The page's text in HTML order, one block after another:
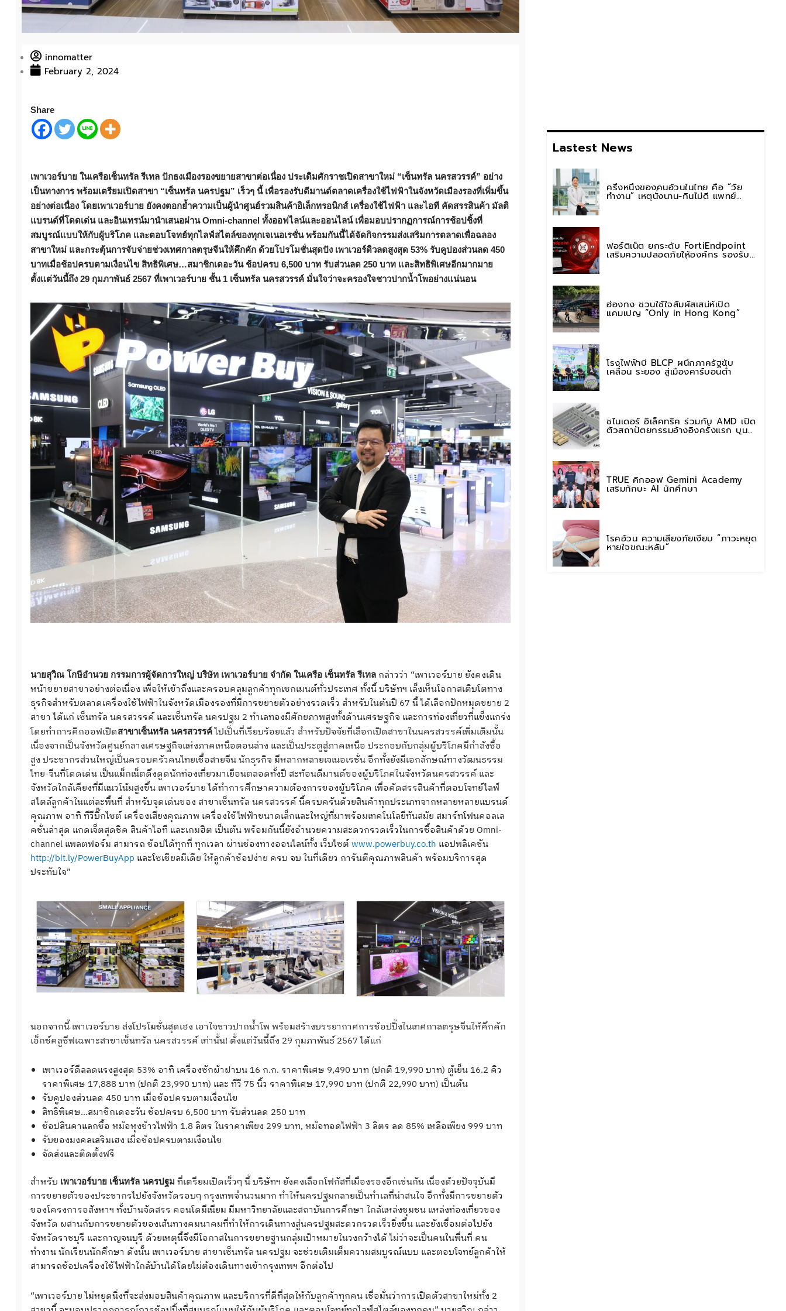
innomatter
February 2, 2024
Share
เพาเวอร์บาย ในเครือเซ็นทรัล รีเทล ปักธงเมืองรองขยายสาขาต่อเนื่อง ประเดิมศักราชเปิดสาขาใหม่ “เซ็นทรัล นครสวรรค์” อย่าง
เป็นทางการ พร้อมเตรียมเปิดสาขา “เซ็นทรัล นครปฐม” เร็วๆ นี้ เพื่อรองรับดีมานด์ตลาดเครื่องใช้ไฟฟ้าในจังหวัดเมืองรองที่เพิ่มขึ้น
อย่างต่อเนื่อง โดยเพาเวอร์บาย ยังคงตอกย้ำความเป็นผู้นำศูนย์รวมสินค้าอิเล็กทรอนิกส์ เครื่องใช้ไฟฟ้า และไอที คัดสรรสินค้า มัลติ
แบรนด์ที่โดดเด่น และอินเทรน์มานำเสนอผ่านOmni-channel ทั้งออฟไลน์และออนไลน์เพื่อมอบปรากฏการณ์การช้อปชิ้งที่
สมบูรณ์แบบให้กับผู้บริโภคและตอบโจทย์ทุกไลฟ์สไตล์ของทุกเจเนอเรชั่น พร้อมกันนี้ได้จัดกิจกรรมส่งเสริมการตลาดเพื่อฉลอง
สาขาใหม่ และกระตุ้นการจับจ่ายช่วงเทศกาลตรุษจีนให้คึกคัก ด้วยโปรโมชั่นสุดปัง เพาเวอร์ดิวลดสูงสุด 53% รับคูปองส่วนลด 450
บาทเมื่อช้อปครบตามเงื่อนไข สิทธิพิเศษ…สมาชิกเดอะวัน ช้อปครบ 6,500 บาท รับส่วนลด 250 บาท และสิทธิพิเศษอีกมากมาย
ตั้งแต่วันนี้ถึง 29 กุมภาพันธ์ 2567 ที่เพาเวอร์บาย ชั้น 1 เซ็นทรัล นครสวรรค์ มั่นใจว่าจะครองใจชาวปากน้ำโพอย่างแน่นอน
นายสุวิณ โกษีอํานวย กรรมการผู้จัดการใหญ่ บริษัท เพาเวอร์บาย จำกัด ในเครือ เซ็นทรัล รีเทล กล่าวว่า “เพาเวอร์บาย ยังคงเดิน
หน้าขยายสาขาอย่างต่อเนื่อง เพื่อให้เข้าถึงและครอบคลุมลูกค้าทุกเซกเมนต์ทั่วประเทศ ทั้งนี้ บริษัทฯ เล็งเห็นโอกาสเติบโตทาง
ธุรกิจสำหรับตลาดเครื่องใช้ไฟฟ้าในจังหวัดเมืองรองที่มีการขยายตัวอย่างรวดเร็ว สำหรับในต้นปี 67 นี้ ได้เลือกปักหมุดขยาย 2
สาขา ได้แก่ เซ็นทรัล นครสวรรค์ และเซ็นทรัล นครปฐม 2 ทำเลทองมีศักยภาพสูงทั้งด้านเศรษฐกิจ และการท่องเที่ยวที่แข็งแกร่ง
โดยทำการคิกออฟเปิดสาขาเซ็นทรัล นครสวรรค์ไปเป็นที่เรียบร้อยแล้ว สำหรับปัจจัยที่เลือกเปิดสาขาในนครสวรรค์เพิ่มเติมนั้น
เนื่องจากเป็นจังหวัดศูนย์กลางเศรษฐกิจแห่งภาคเหนือตอนล่าง และเป็นประตูสู่ภาคเหนือ ประกอบกับกลุ่มผู้บริโภคมีกำลังซื้อ
สูง ประชากรส่วนใหญ่เป็นครอบครัวคนไทยเชื้อสายจีน นักธุรกิจ มีหลากหลายเจเนอเรชั่น อีกทั้งยังมีเอกลักษณ์ทางวัฒนธรรม
ไทย-จีนที่โดดเด่น เป็นแม็กเน็ตดึงดูดนักท่องเที่ยวมาเยือนตลอดทั้งปี สะท้อนดีมานด์ของผู้บริโภคในจังหวัดนครสวรรค์ และ
จังหวัดใกล้เคียงที่มีแนวโน้มสูงขึ้น เพาเวอร์บาย ได้ทำการศึกษาความต้องการของผู้บริโภค เพื่อคัดสรรสินค้าที่ตอบโจทย์ไลฟ์
สไตล์ลูกค้าในแต่ละพื้นที่ สำหรับจุดเด่นของ สาขาเซ็นทรัล นครสวรรค์ นี้ครบครันด้วยสินค้าทุกประเภทจากหลายหลายแบรนด์
คุณภาพ อาทิ ทีวีบิ๊กไซต์ เครื่องเสียงคุณภาพ เครื่องใช้ไฟฟ้าขนาดเล็กและใหญ่ที่มาพร้อมเทคโนโลยีทันสมัย สมาร์ทโฟนคอลเล
คชั่นล่าสุด แกดเจ็ตสุดชิค สินค้าไอที และเกมฮิต เป็นต้น พร้อมกันนี้ยังอำนวยความสะดวกรวดเร็วในการซื้อสินค้าด้วย Omni-
channel แพลตฟอร์ม สามารถ ช้อปได้ทุกที่ ทุกเวลา ผ่านช่องทางออนไลน์ทั้ง เว็บไซต์www.powerbuy.co.th แอปพลิเคชัน
http://bit.ly/PowerBuyApp และโซเชียลมีเดีย ให้ลูกค้าช้อปง่าย ครบ จบ ในที่เดียว การันตีคุณภาพสินค้า พร้อมบริการสุด
ประทับใจ”
นอกจากนี้ เพาเวอร์บาย ส่งโปรโมชั่นสุดเฮง เอาใจชาวปากน้ำโพ พร้อมสร้างบรรยากาศการช้อปปิ้งในเทศกาลตรุษจีนให้คึกคัก
เอ็กซ์คลูซีฟเฉพาะสาขาเซ็นทรัล นครสวรรค์ เท่านั้น! ตั้งแต่วันนี้ถึง 29 กุมภาพันธ์ 2567 ได้แก่
เพาเวอร์ดีลลดแรงสูงสุด 53% อาทิ เครื่องซักผ้าฝาบน 16 ก.ก. ราคาพิเศษ 9,490 บาท (ปกติ 19,990 บาท) ตู้เย็น 16.2 คิว
ราคาพิเศษ 17,888 บาท (ปกติ 23,990 บาท) และ ทีวี 75 นิ้ว ราคาพิเศษ 17,990 บาท (ปกติ 22,990 บาท) เป็นต้น
รับคูปองส่วนลด 450 บาท เมื่อช้อปครบตามเงื่อนไข
สิทธิพิเศษ…สมาชิกเดอะวัน ช้อปครบ 6,500 บาท รับส่วนลด 250 บาท
ช้อปสินคาแลกซื้อ หม้อหุงข้าวไฟฟ้า 1.8 ลิตร ในราคาเพียง 299 บาท, หม้อทอดไฟฟ้า 3 ลิตร ลด 85% เหลือเพียง 999 บาท
รับของมงคลเสริมเฮง เมื่อช้อปครบตามเงื่อนไข
จัดส่งและติดตั้งฟรี
สำหรับ เพาเวอร์บาย เซ็นทรัล นครปฐม ที่เตรียมเปิดเร็วๆ นี้ บริษัทฯ ยังคงเลือกโฟกัสที่เมืองรองอีกเช่นกัน เนื่องด้วยปัจจุบันมี
การขยายตัวของประชากรไปยังจังหวัดรอบๆ กรุงเทพจำนวนมาก ทำให้นครปฐมกลายเป็นทำเลที่น่าสนใจ อีกทั้งมีการขยายตัว
ของโครงการอสังหาฯ ทั้งบ้านจัดสรร คอนโดมีเนียม มีมหาวิทยาลัยและสถาบันการศึกษา ใกล้แหล่งชุมชน แหล่งท่องเที่ยวของ
จังหวัด ผสานกับการขยายตัวของเส้นทางคมนาคมที่ทำให้การเดินทางสู่นครปฐมสะดวกรวดเร็วยิ่งขึ้น และยังเชื่อมต่อไปยัง
จังหวัดราชบุรี และกาญจนบุรี ด้วยเหตุนี้จึงมีโอกาสในการขยายฐานกลุ่มเป้าหมายในวงกว้างได้ ไม่ว่าจะเป็นคนในพื่นที่ คน
ทำงาน นักเรียนนักศึกษา ดังนั้น เพาเวอร์บาย สาขาเซ็นทรัล นครปฐม จะช่วยเติมเต็มความสมบูรณ์แบบ และตอบโจทย์ลูกค้าให้
สามารถช้อปเครื่องใช้ไฟฟ้าใกล้บ้านได้โดยไม่ต้องเดินทางเข้ากรุงเทพฯ อีกต่อไป
“เพาเวอร์บาย ไม่หยุดนิ่งที่จะส่งมอบสินค้าคุณภาพ และบริการที่ดีที่สุดให้กับลูกค้าทุกคน เชื่อมั่นว่าการเปิดตัวสาขาใหม่ทั้ง 2
Lastest News
ครึ่งหนึ่งของคนอ้วนในไทย คือ “วัย
ทำงาน” เหตุนั่งนาน-กินไม่ดี แพทย์
รพ.วิมุต พหลโยธิน เตือน “อย่าดูแค่เลข
ฟอร์ติเน็ต ยกระดับ FortiEndpoint
เสริมความปลอดภัยให้องค์กร รองรับ
ฮ่องกง ชวนใช้ใจสัมผัสเสน่ห์เปิด
แคมเปญ “Only in Hong Kong”
โรงไฟฟ้าบี BLCP ผนึกภาครัฐขับ
เคลื่อน ระยอง สู่เมืองคาร์บอนต่ำ
ชไนเดอร์ อิเล็คทริค ร่วมกับ AMD เปิด
ตัวสถาปัตยกรรมอ้างอิงครั้งแรก บน
แพลตฟอร์ม “Helios” เร่งการติดตั้งใช้
TRUE คิกออฟ Gemini Academy
เสริมทักษะ AI นักศึกษา
โรคอ้วน ความเสี่ยงภัยเงียบ “ภาวะหยุด
หายใจขณะหลับ”